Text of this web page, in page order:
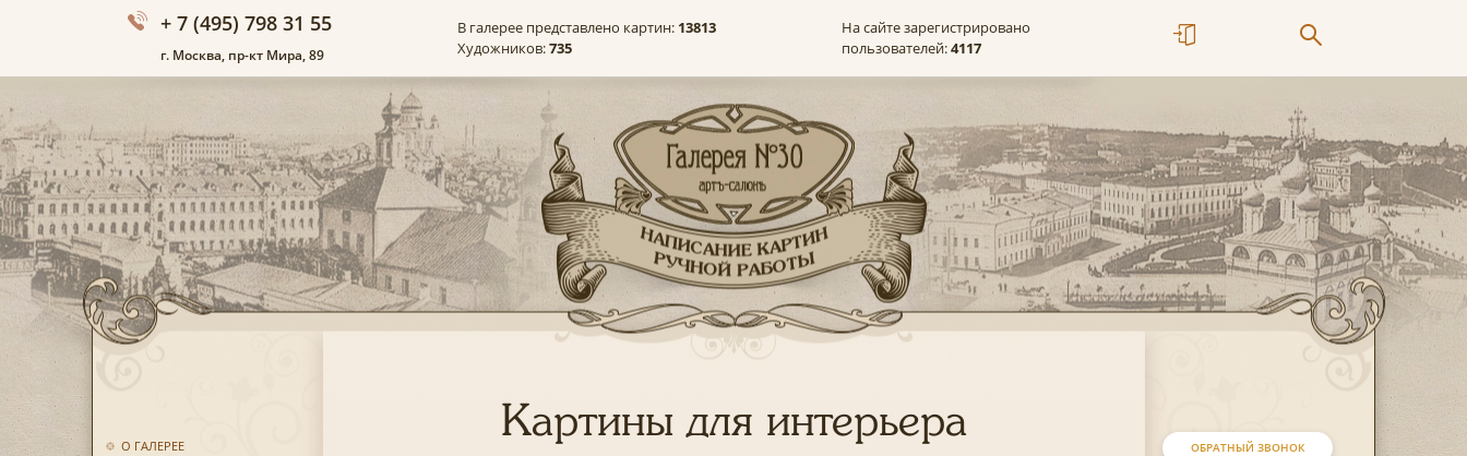
+ 7 (495) 798 31 55
г. Москва, пр-кт Мира, 89
В галерее представлено картин: 13813
Художников:735
На сайте зарегистрировано
пользователей:4117
О ГАЛЕРЕЕ ОБРАТНЫЙ ЗВОНОК
Картины для интерьера